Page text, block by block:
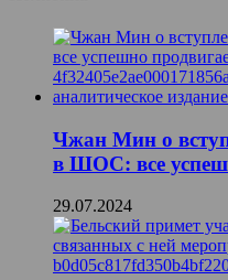
Чжан Мин о
в ШОС: все
29.07.2024